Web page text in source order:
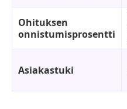
Ohituksen
onnistumisprosentti
Asiakastuki